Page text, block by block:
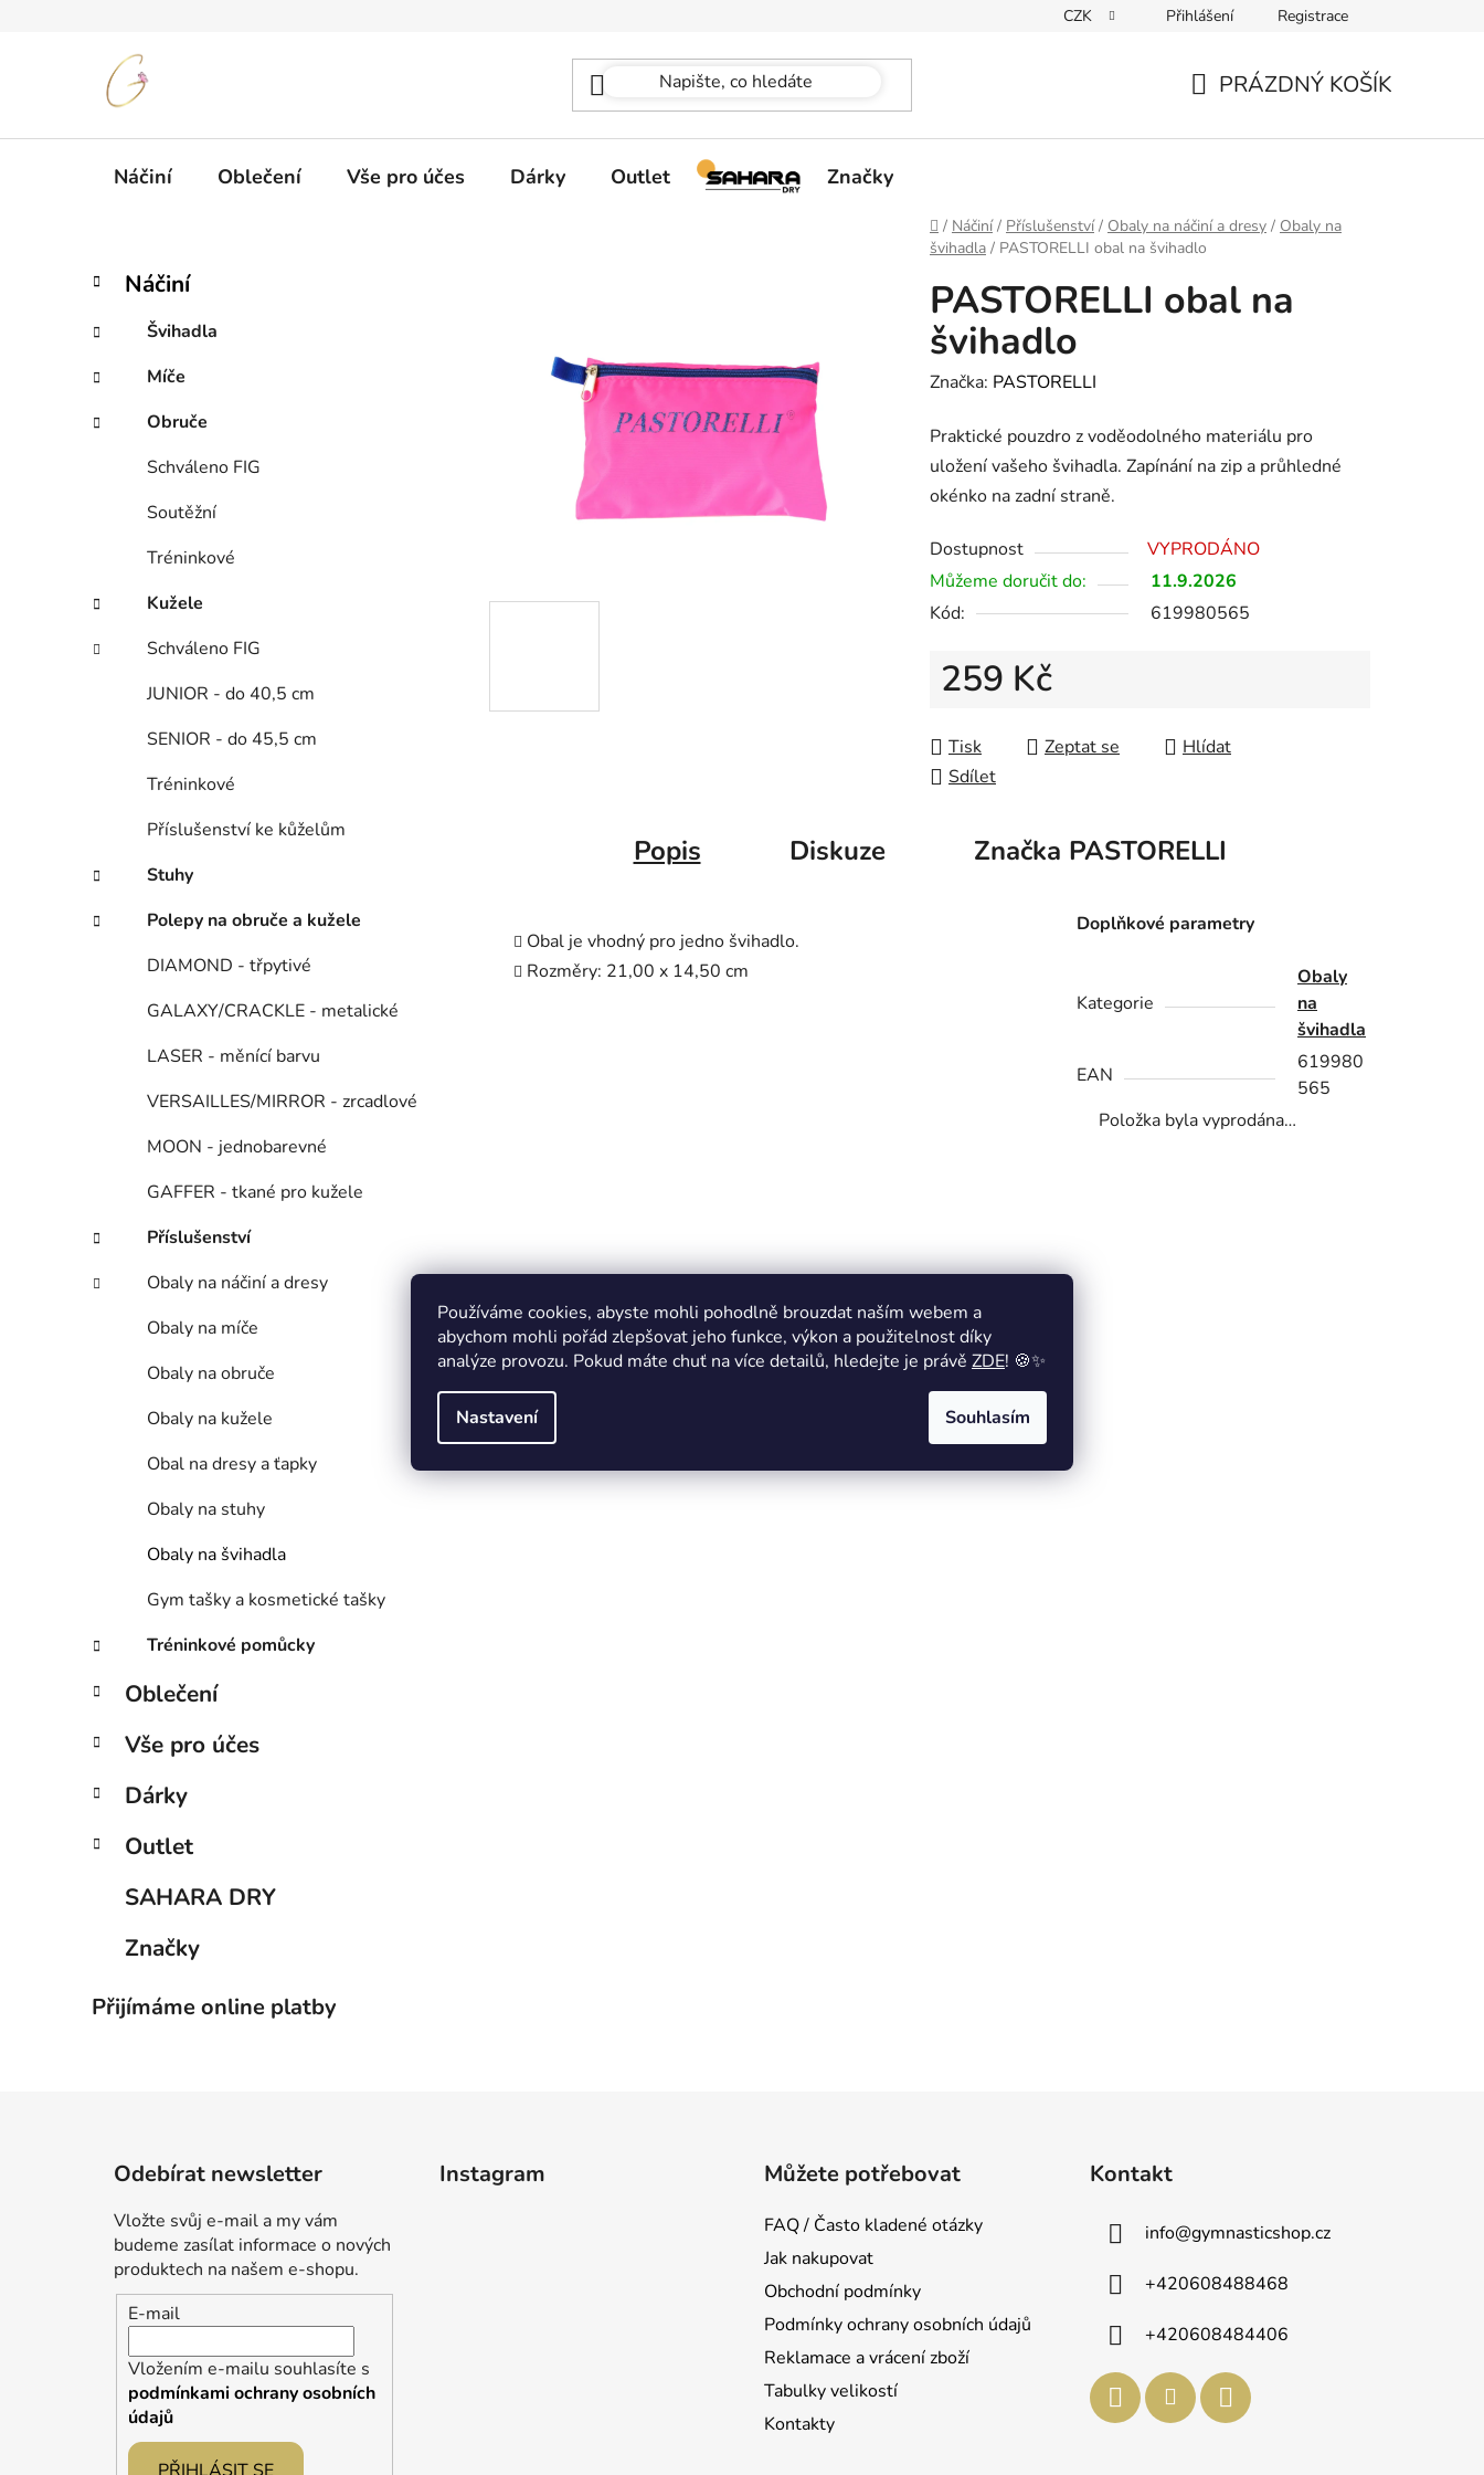
Používáme cookies, abyste mohli pohodlně brouzdat naším webem a
abychom mohli pořád zlepšovat jeho funkce, výkon a použitelnost díky
analýze provozu. Pokud máte chuť na více detailů, hledejte je právě ZDE! 🍪✨
Nastavení Souhlasím
CZK Přihlášení Registrace
PRÁZDNÝ KOŠÍK
Náčiní Oblečení Vše pro účes Dárky Outlet Značky
Domů
/ Náčiní / Příslušenství / Obaly na náčiní a dresy / Obaly na
švihadla / PASTORELLI obal na švihadlo
P
s
r
a
e
l
Přeskočit
kategorie
K
a
e
g
o
r
Náčiní
Švihadla
Míče
Obruče
Schváleno FIG
Soutěžní
Tréninkové
Kužele
Schváleno FIG
JUNIOR - do 40,5 cm
SENIOR - do 45,5 cm
Tréninkové
Příslušenství ke kůželům
Stuhy
Polepy na obruče a kužele
DIAMOND - třpytivé
GALAXY/CRACKLE - metalické
LASER - měnící barvu
VERSAILLES/MIRROR - zrcadlové
MOON - jednobarevné
GAFFER - tkané pro kužele
Příslušenství
Obaly na náčiní a dresy
Obaly na míče
Obaly na obruče
Obaly na kužele
Obal na dresy a ťapky
Obaly na stuhy
Obaly na švihadla
Gym tašky a kosmetické tašky
Tréninkové pomůcky
Oblečení
Vše pro účes
Dárky
Outlet
SAHARA DRY
Značky
Přijímáme online platby
PASTORELLI obal na
švihadlo
Značka: PASTORELLI
Praktické pouzdro z voděodolného materiálu pro
uložení vašeho švihadla. Zapínání na zip a průhledné
okénko na zadní straně.
Dostupnost
VYPRODÁNO
Můžeme doručit do:
11.9.2026
Kód:
619980565
259 Kč
Tisk
Zeptat se
Hlídat
Sdílet
Popis Diskuze Značka PASTORELLI
Obal je vhodný pro jedno švihadlo.
Rozměry: 21,00 x 14,50 cm
Doplňkové parametry
Kategorie
Obaly
na
švihadla
EAN
619980
565
Položka byla vyprodána…
Odebírat newsletter
Vložte svůj e-mail a my vám
budeme zasílat informace o nových
produktech na našem e-shopu.
E-mail
Vložením e-mailu souhlasíte s
podmínkami ochrany osobních
údajů
Instagram Můžete potřebovat
FAQ / Často kladené otázky
Jak nakupovat
Obchodní podmínky
Podmínky ochrany osobních údajů
Reklamace a vrácení zboží
Tabulky velikostí
Kontakty
Kontakt
info@gymnasticshop.cz
+420608488468
+420608484406